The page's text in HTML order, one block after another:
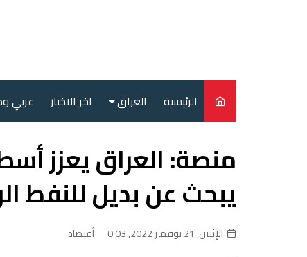
الرئيسية العراق
سياسة
محليات
اخر الاخبار عربي
منصة: العراق يعزز
يبحث عن بديل للنفط
الإثنين, 21 نوفمبر 2022, 0:03 أقتصاد